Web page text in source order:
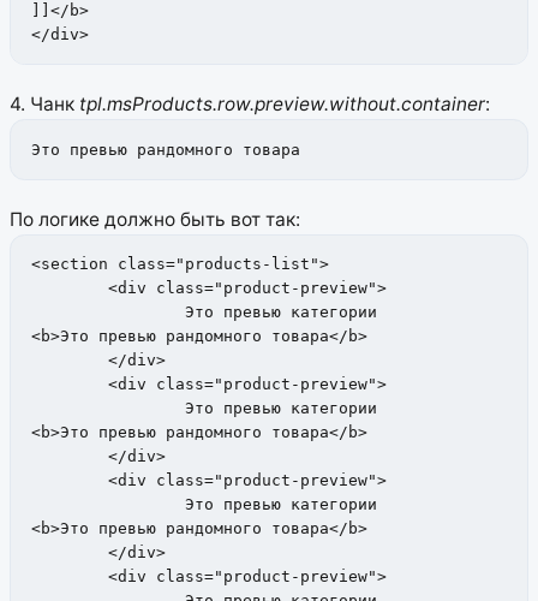
]]</b>
</div>
4. Чанк tpl.msProducts.row.preview.without.container:
Это превью рандомного товара
По логике должно быть вот так:
<section class="products-list">
<b>Это превью рандомного товара</b>
<b>Это превью рандомного товара</b>
<b>Это превью рандомного товара</b>